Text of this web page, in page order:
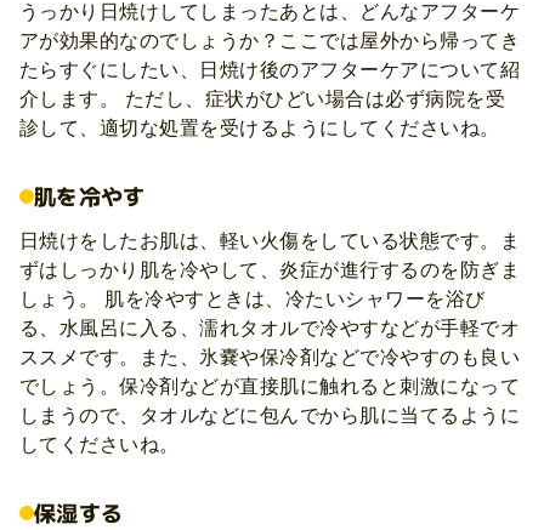
うっかり日焼けしてしまったあとは、どんなアフターケ
アが効果的なのでしょうか？ここでは屋外から帰ってき
たらすぐにしたい、日焼け後のアフターケアについて紹
介します。 ただし、症状がひどい場合は必ず病院を受
診して、適切な処置を受けるようにしてくださいね。
肌を冷やす
日焼けをしたお肌は、軽い火傷をしている状態です。ま
ずはしっかり肌を冷やして、炎症が進行するのを防ぎま
しょう。 肌を冷やすときは、冷たいシャワーを浴び
る、水風呂に入る、濡れタオルで冷やすなどが手軽でオ
ススメです。また、氷嚢や保冷剤などで冷やすのも良い
でしょう。保冷剤などが直接肌に触れると刺激になって
しまうので、タオルなどに包んでから肌に当てるように
してくださいね。
保湿する